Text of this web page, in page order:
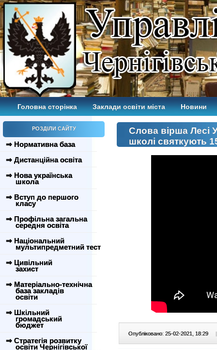
Головна сторінка Заклади освіти міста Новини
РОЗДІЛИ САЙТУ
⇒ Нормативна база
⇒ Дистанційна освіта
⇒ Нова українська
школа
⇒ Вступ до першого
класу
⇒ Профільна загальна
середня освіта
⇒ Національний
мультипредметний тест
⇒ Цивільний
захист
⇒ Матеріально-технічна
база закладів
освіти
⇒ Шкільний
громадський
бюджет
⇒ Стратегія розвитку
освіти Чернігівської
Слова вірша Лесі
школі святкують
Опубліковано: 25-02-2021, 18:29 |